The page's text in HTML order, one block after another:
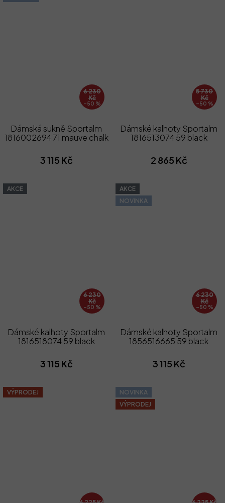
6 230
Kč
–50 %
Dámská sukně Sportalm
1816002694 71 mauve chalk
3 115 Kč
5 730
Kč
–50 %
Dámské kalhoty Sportalm
1816513074 59 black
2 865 Kč
AKCE
6 230
Kč
–50 %
Dámské kalhoty Sportalm
1816518074 59 black
3 115 Kč
AKCE
NOVINKA
6 230
Kč
–50 %
Dámské kalhoty Sportalm
1856516665 59 black
3 115 Kč
VÝPRODEJ
NOVINKA
VÝPRODEJ